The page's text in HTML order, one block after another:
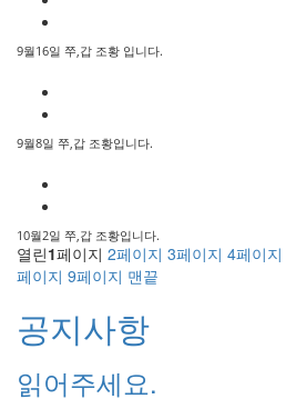
9월16일 쭈,갑 조황 입니다.
9월8일 쭈,갑 조황입니다.
10월2일 쭈,갑 조황입니다.
열린1페이지 2페이지 3페이지 4페이지
페이지 9페이지 맨끝
공지사항
읽어주세요.